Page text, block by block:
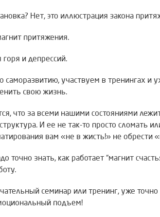
Нет, это иллюстрация закона
притяжения.
горя и депрессий.
саморазвитию, участвуем в тренингах и
свою жизнь.
что за всеми нашими состояниями
И ее не так-то просто сломать
вам «не в жисть!» не обрести
точно знать, как работает “магнит
семинар или тренинг, уже точно
подъем!